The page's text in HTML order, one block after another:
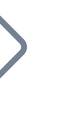
entreprise et
et